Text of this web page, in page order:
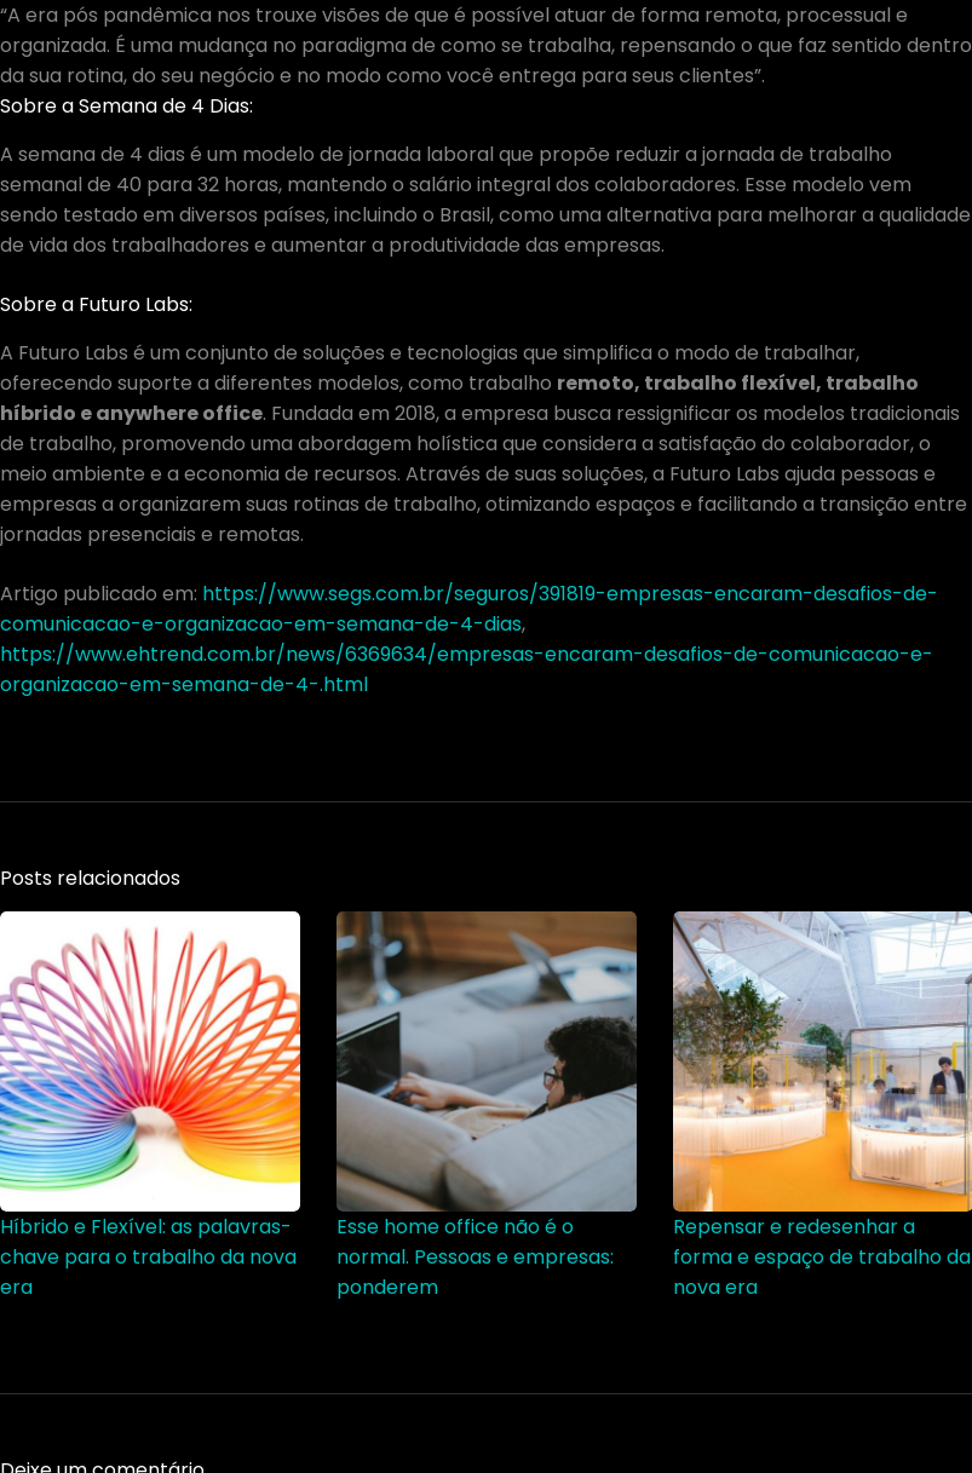
“A era pós pandêmica nos trouxe visões de que é possível atuar de forma remota, processual e
organizada. É uma mudança no paradigma de como se trabalha, repensando o que faz sentido dentro
da sua rotina, do seu negócio e no modo como você entrega para seus clientes”.
Sobre a Semana de 4 Dias:
A semana de 4 dias é um modelo de jornada laboral que propõe reduzir a jornada de trabalho
semanal de 40 para 32 horas, mantendo o salário integral dos colaboradores. Esse modelo vem
sendo testado em diversos países, incluindo o Brasil, como uma alternativa para melhorar a qualidade
de vida dos trabalhadores e aumentar a produtividade das empresas.
Sobre a Futuro Labs:
A Futuro Labs é um conjunto de soluções e tecnologias que simplifica o modo de trabalhar,
oferecendo suporte a diferentes modelos, como trabalho remoto, trabalho flexível, trabalho
híbrido e anywhere office. Fundada em 2018, a empresa busca ressignificar os modelos tradicionais
de trabalho, promovendo uma abordagem holística que considera a satisfação do colaborador, o
meio ambiente e a economia de recursos. Através de suas soluções, a Futuro Labs ajuda pessoas e
empresas a organizarem suas rotinas de trabalho, otimizando espaços e facilitando a transição entre
jornadas presenciais e remotas.
Artigo publicado em: https://www.segs.com.br/seguros/391819-empresas-encaram-desafios-de-
comunicacao-e-organizacao-em-semana-de-4-dias,
https://www.ehtrend.com.br/news/6369634/empresas-encaram-desafios-de-comunicacao-e-
organizacao-em-semana-de-4-.html
Posts relacionados
Híbrido e Flexível: as palavras-
chave para o trabalho da nova
era
Esse home office não é o
normal. Pessoas e empresas:
ponderem
Repensar e redesenhar a
forma e espaço de trabalho da
nova era